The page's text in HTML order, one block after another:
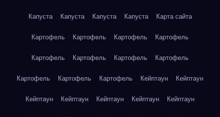
Капуста Капуста Капуста Капуста Карта сайта
Картофель Картофель Картофель Картофель
Картофель Картофель Картофель Картофель
Картофель Картофель Картофель Кейптаун Кейптаун
Кейптаун Кейптаун Кейптаун Кейптаун Кейптаун